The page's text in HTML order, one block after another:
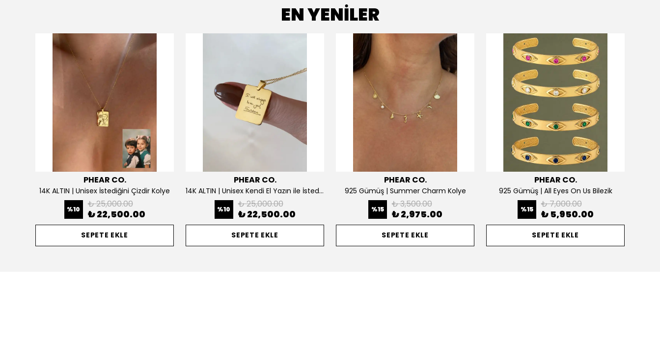
EN YENİLER
PHEAR CO.
14K ALTIN | Unisex İstediğini Çizdir Kolye
%10 ₺ 25,000.00
₺ 22,500.00
SEPETE EKLE
PHEAR CO.
14K ALTIN | Unisex Kendi El Yazın ile İstediğini Yazdır Plaka Kolye
%10 ₺ 25,000.00
₺ 22,500.00
SEPETE EKLE
PHEAR CO.
925 Gümüş | Summer Charm Kolye
%15 ₺ 3,500.00
₺ 2,975.00
SEPETE EKLE
PHEAR CO.
925 Gümüş | All Eyes On Us Bilezik
%15 ₺ 7,000.00
₺ 5,950.00
SEPETE EKLE